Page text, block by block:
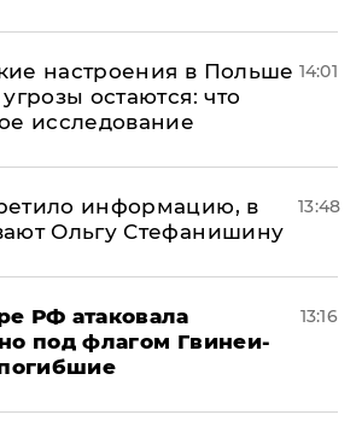
настроения в Польше
остаются: что
исследование
14:01
информацию, в
Ольгу Стефанишину
13:48
РФ атаковала
под флагом Гвинеи-
13:16